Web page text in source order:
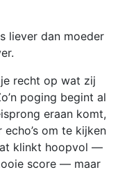
liever dan moeder
recht op wat zij
poging begint al
eraan komt,
om te kijken
klinkt hoopvol —
score — maar